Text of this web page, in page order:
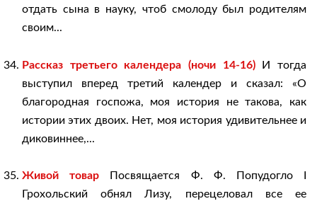
отдать сына в науку, чтоб смолоду был родителям
своим...
Рассказ третьего календера (ночи 14-16)И тогда
выступил вперед третий календер и сказал: «О
благородная госпожа, моя история не такова, как
истории этих двоих. Нет, моя история удивительнее и
диковиннее,...
Живой товар Посвящается Ф. Ф. Попудогло I
Грохольский обнял Лизу, перецеловал все ее